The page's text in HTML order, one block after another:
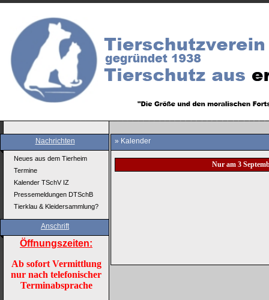
Nachrichten
Neues aus dem Tierheim
Termine
Kalender TSchV IZ
Pressemeldungen DTSchB
Tierklau & Kleidersammlung?
Anschrift
Öffnungszeiten:
Ab sofort Vermittlung
nur nach telefonischer
Terminabsprache
» Kalender
Nur am 3